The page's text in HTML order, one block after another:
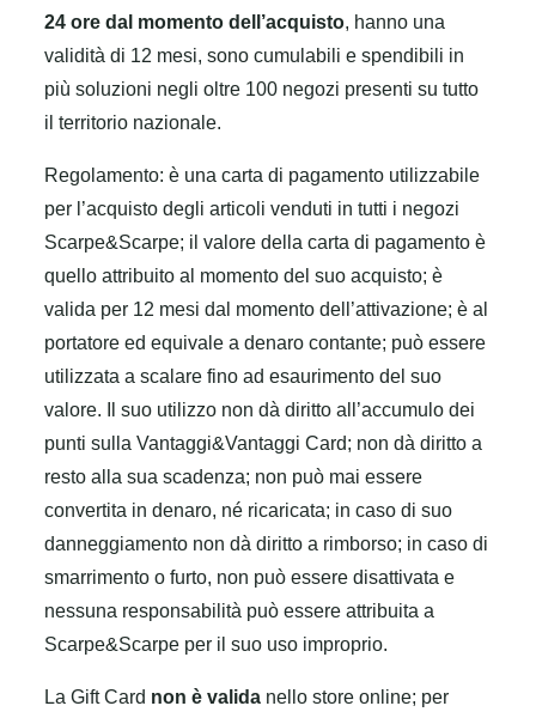
24 ore dal momento dell’acquisto, hanno una
validità di 12 mesi, sono cumulabili e spendibili in
più soluzioni negli oltre 100 negozi presenti su tutto
il territorio nazionale.
Regolamento: è una carta di pagamento utilizzabile
per l’acquisto degli articoli venduti in tutti i negozi
Scarpe&Scarpe; il valore della carta di pagamento è
quello attribuito al momento del suo acquisto; è
valida per 12 mesi dal momento dell’attivazione; è al
portatore ed equivale a denaro contante; può essere
utilizzata a scalare fino ad esaurimento del suo
valore. Il suo utilizzo non dà diritto all’accumulo dei
punti sulla Vantaggi&Vantaggi Card; non dà diritto a
resto alla sua scadenza; non può mai essere
convertita in denaro, né ricaricata; in caso di suo
danneggiamento non dà diritto a rimborso; in caso di
smarrimento o furto, non può essere disattivata e
nessuna responsabilità può essere attribuita a
Scarpe&Scarpe per il suo uso improprio.
La Gift Card non è valida nello store online; per